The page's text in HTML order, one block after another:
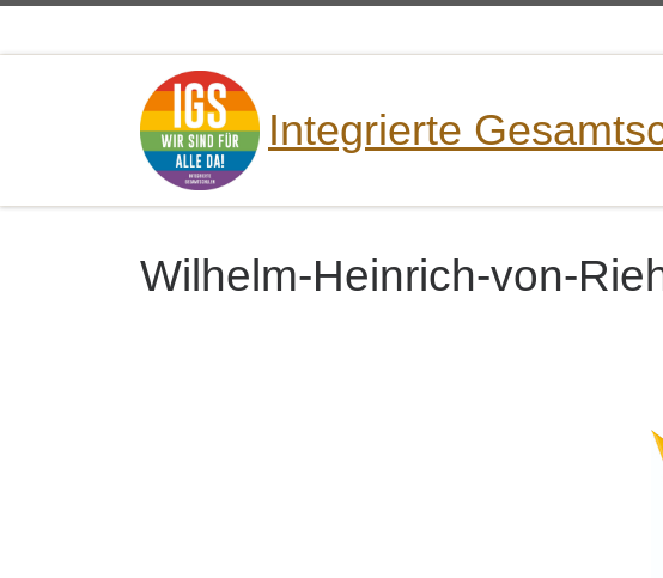
Integrierte
Wilhelm-Heinrich-von-